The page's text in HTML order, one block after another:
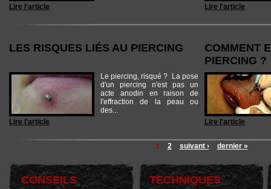
Lire l'article
Lire l'article
LES RISQUES LIÉS AU PIERCING
Le piercing, risqué ? La pose
d'un piercing n'est pas un
acte anodin en raison de
l'effraction de la peau ou
des...
Lire l'article
COMMENT
PIERCING ?
Lire l'article
1 2 suivant › dernier »
CONSEILS TECHNIQUES